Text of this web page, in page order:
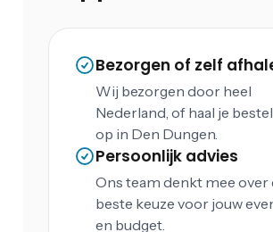
Bezorgen of zelf
Wij bezorgen door heel
Nederland, of haal je
op in Den Dungen.
Persoonlijk advies
Ons team denkt mee over
beste keuze voor jouw
en budget.